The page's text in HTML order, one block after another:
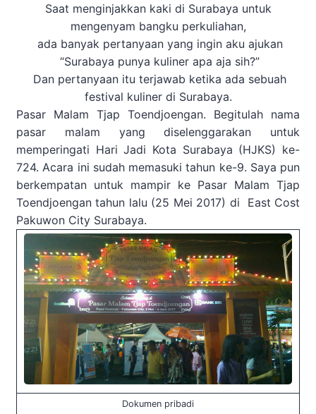
Saat menginjakkan kaki di Surabaya untuk
mengenyam bangku perkuliahan,
ada banyak pertanyaan yang ingin aku ajukan
“Surabaya punya kuliner apa aja sih?”
Dan pertanyaan itu terjawab ketika ada sebuah
festival kuliner di Surabaya.
Pasar Malam Tjap Toendjoengan. Begitulah nama
pasar malam yang diselenggarakan untuk
memperingati Hari Jadi Kota Surabaya (HJKS) ke-
724. Acara ini sudah memasuki tahun ke-9. Saya pun
berkempatan untuk mampir ke Pasar Malam Tjap
Toendjoengan tahun lalu (25 Mei 2017) di East Cost
Pakuwon City Surabaya.
Dokumen pribadi